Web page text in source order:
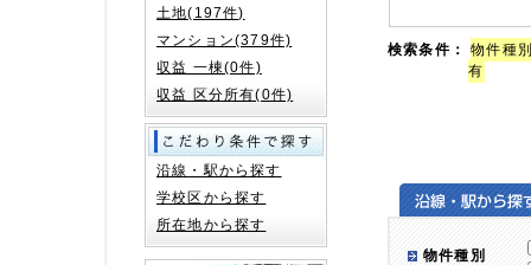
検索条件：物件種
有
物件種別
土地(197件)
マンション(379件)
収益 一棟(0件)
収益 区分所有(0件)
沿線・駅から探す
学校区から探す
所在地から探す